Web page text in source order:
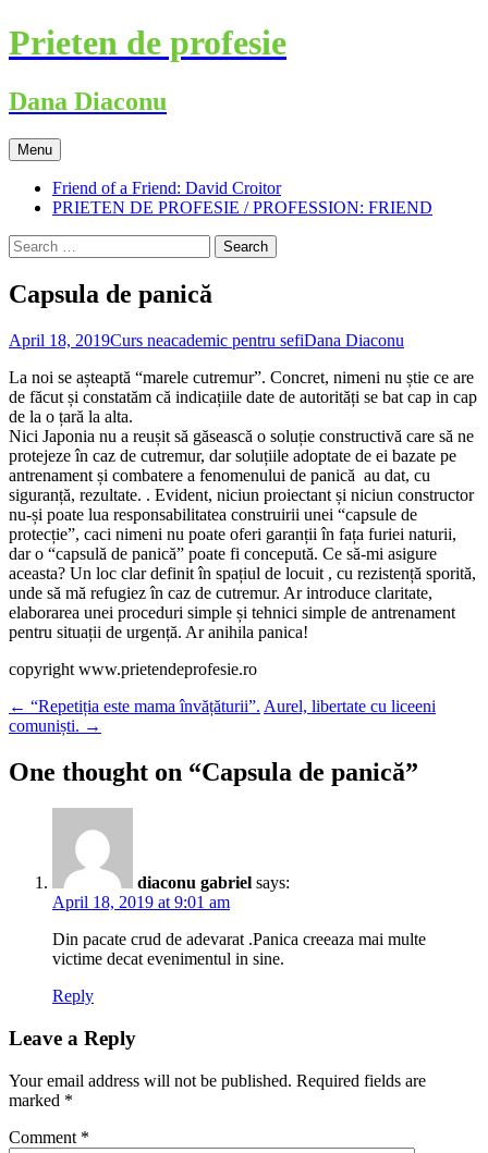
Skip
to
Prieten de profesie
Dana Diaconu
Menu
Friend of a Friend: David Croitor
PRIETEN DE PROFESIE / PROFESSION: FRIEND
Search
for:
Capsula de panică
April 18, 2019Curs neacademic pentru sefiDana Diaconu
La noi se așteaptă “marele cutremur”. Concret, nimeni nu știe ce are
de făcut și constatăm că indicațiile date de autorități se bat cap in cap
de la o țară la alta.
Nici Japonia nu a reușit să găsească o soluție constructivă care să ne
protejeze în caz de cutremur, dar soluțiile adoptate de ei bazate pe
antrenament și combatere a fenomenului de panică au dat, cu
siguranță, rezultate. . Evident, niciun proiectant și niciun constructor
nu-și poate lua responsabilitatea construirii unei “capsule de
protecție”, caci nimeni nu poate oferi garanții în fața furiei naturii,
dar o “capsulă de panică” poate fi concepută. Ce să-mi asigure
aceasta? Un loc clar definit în spațiul de locuit , cu rezistență sporită,
unde să mă refugiez în caz de cutremur. Ar introduce claritate,
elaborarea unei proceduri simple și tehnici simple de antrenament
pentru situații de urgență. Ar anihila panica!
copyright www.prietendeprofesie.ro
Post
navigation
← “Repetiția este mama învățăturii”. Aurel, libertate cu liceeni
comuniști. →
One thought on “Capsula de panică”
diaconu gabriel says:
April 18, 2019 at 9:01 am
Din pacate crud de adevarat .Panica creeaza mai multe
victime decat evenimentul in sine.
Reply
Leave a Reply
Your email address will not be published. Required fields are
marked *
Comment *